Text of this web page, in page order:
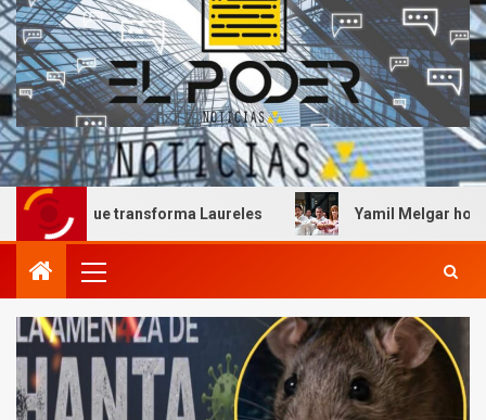
que transforma Laureles Yamil Melgar honra el